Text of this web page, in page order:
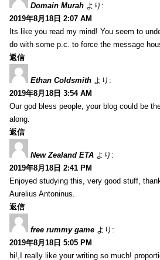
Domain Murah より:
2019年8月18日 2:07 AM
Its like you read my mind! You seem to
do with some p.c. to force the message
返信
Ethan Coldsmith より:
2019年8月18日 3:54 AM
Our god bless people, your blog could be
along.
返信
New Zealand ETA より:
2019年8月18日 2:41 PM
Enjoyed studying this, very good stuff,
Aurelius Antoninus.
返信
free rummy game より:
2019年8月18日 5:05 PM
hi!,I really like your writing so much!